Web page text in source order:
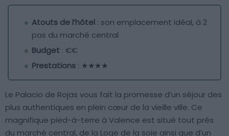
Atouts de l’hôtel : son emplacement idéal, à 2
pas du marché central
Budget : €€
Prestations : ★★★★
Le Palacio de Rojas vous fait la promesse d’un séjour des
plus authentiques en plein cœur de la vieille ville. Ce
magnifique pied-à-terre à Valence est situé tout près
du marché central, de la Loge de la soie ainsi que d’un